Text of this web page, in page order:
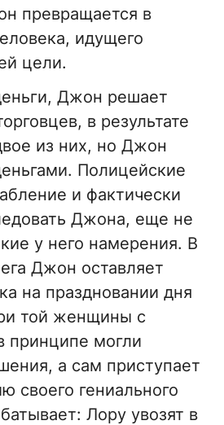
превращается в
идущего
цели.
Джон решает
в результате
из них, но Джон
Полицейские
и фактически
Джона, еще не
у него намерения. В
Джон оставляет
на праздновании дня
той женщины с
принципе могли
а сам приступает
своего гениального
Лору увозят в